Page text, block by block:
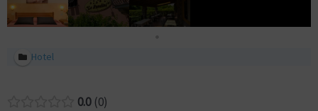
Hotel
0.0 0